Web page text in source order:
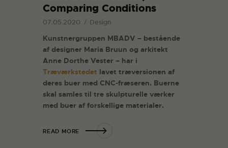
Comparing Conditions
07.05.2020 Design
Kunstnergruppen MBADV – bestående
af designer Maria Bruun og arkitekt
Anne Dorthe Vester – har i
Træværkstedet lavet træversionen af
deres buer med CNC-fræseren. Buerne
skal samles til tre skulpturelle værker
med buer af forskellige materialer.
READ MORE